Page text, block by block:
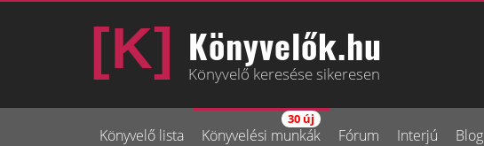
Könyvelők.hu
Könyvelő keresése sikeresen
Könyvelő lista Könyvelési munkák
30 új
Fórum Interjú Blog